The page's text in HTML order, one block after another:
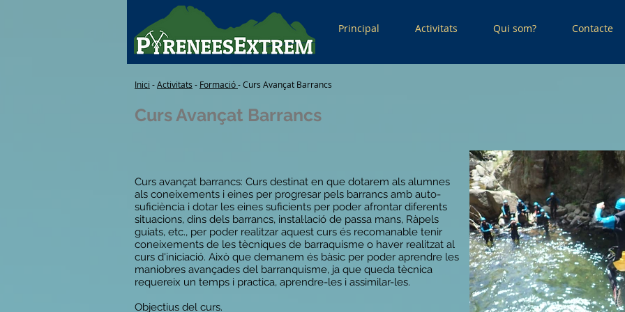
Principal Activitats Qui som? Contacte
Inici -Activitats - Formació- Curs Avançat Barrancs
Curs Avançat Barrancs
Curs avançat barrancs: Curs destinat en que dotarem als alumnes
als coneixements i eines per progresar pels barrancs amb auto-
suficiència i dotar les eines suficients per poder afrontar diferents
situacions, dins dels barrancs, instal·lació de passa mans, Ràpels
guiats, etc., per poder realitzar aquest curs és recomanable tenir
coneixements de les tècniques de barraquisme o haver realitzat al
curs d'iniciació. Això que demanem és bàsic per poder aprendre les
maniobres avançades del barranquisme, ja que queda tècnica
requereix un temps i practica, aprendre-les i assimilar-les.
Objectius del curs.